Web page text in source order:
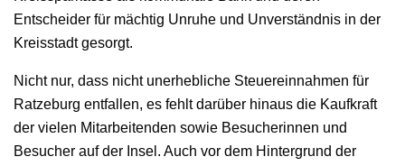
Entscheider für mächtig Unruhe und Unverständnis in der
Kreisstadt gesorgt.
Nicht nur, dass nicht unerhebliche Steuereinnahmen für
Ratzeburg entfallen, es fehlt darüber hinaus die Kaufkraft
der vielen Mitarbeitenden sowie Besucherinnen und
Besucher auf der Insel. Auch vor dem Hintergrund der